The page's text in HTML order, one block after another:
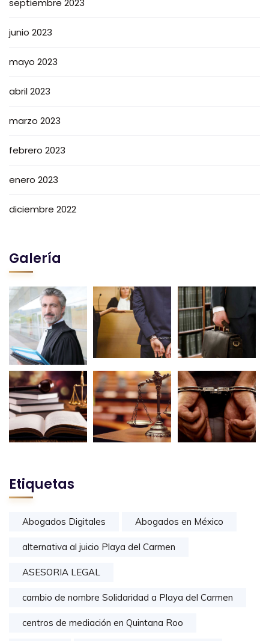
septiembre 2023
junio 2023
mayo 2023
abril 2023
marzo 2023
febrero 2023
enero 2023
diciembre 2022
Galería
Etiquetas
Abogados Digitales Abogados en México
alternativa al juicio Playa del Carmen
ASESORIA LEGAL
cambio de nombre Solidaridad a Playa del Carmen
centros de mediación en Quintana Roo